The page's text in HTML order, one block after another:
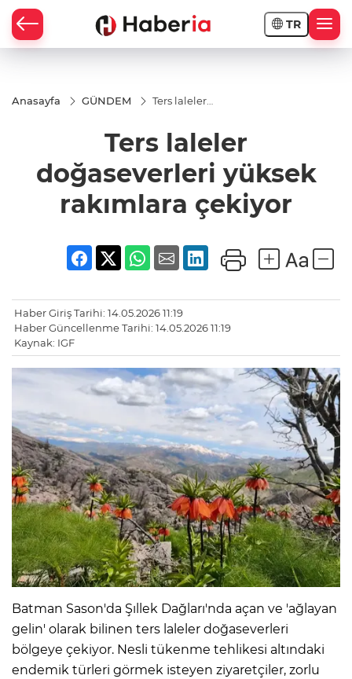
TR
Anasayfa GÜNDEM
Ters laleler
rakımlara
çekiyor
Ters laleler
doğaseverleri yüksek
rakımlara çekiyor
Haber Giriş Tarihi: 14.05.2026 11:19
Haber Güncellenme Tarihi: 14.05.2026 11:19
Kaynak: IGF
Batman Sason'da Şıllek Dağları'nda açan ve 'ağlayan
gelin' olarak bilinen ters laleler doğaseverleri
bölgeye çekiyor. Nesli tükenme tehlikesi altındaki
endemik türleri görmek isteyen ziyaretçiler, zorlu